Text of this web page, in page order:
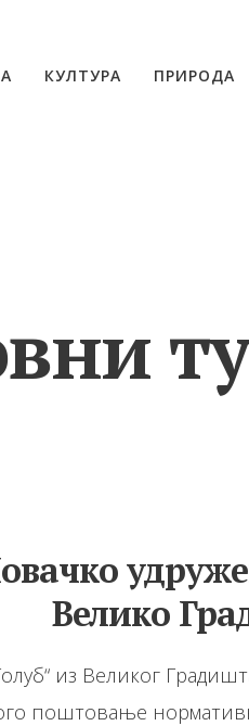
КУЛТУРА ПРИРОДА
Велико
из Великог Градишта је
поштовање